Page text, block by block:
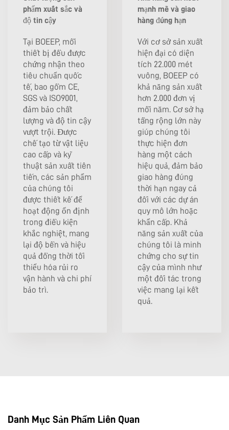
phẩm xuất sắc và
độ tin cậy
Tại BOEEP, mỗi
thiết bị đều được
chứng nhận theo
tiêu chuẩn quốc
tế, bao gồm CE,
SGS và ISO9001,
đảm bảo chất
lượng và độ tin cậy
vượt trội. Được
chế tạo từ vật liệu
cao cấp và kỹ
thuật sản xuất tiên
tiến, các sản phẩm
của chúng tôi
được thiết kế để
hoạt động ổn định
trong điều kiện
khắc nghiệt, mang
lại độ bền và hiệu
quả đồng thời tối
thiểu hóa rủi ro
vận hành và chi phí
bảo trì.
mạnh mẽ và giao
hàng đúng hạn
Với cơ sở sản xuất
hiện đại có diện
tích 22.000 mét
vuông, BOEEP có
khả năng sản xuất
hơn 2.000 đơn vị
mỗi năm. Cơ sở hạ
tầng rộng lớn này
giúp chúng tôi
thực hiện đơn
hàng một cách
hiệu quả, đảm bảo
giao hàng đúng
thời hạn ngay cả
đối với các dự án
quy mô lớn hoặc
khẩn cấp. Khả
năng sản xuất của
chúng tôi là minh
chứng cho sự tin
cậy của mình như
một đối tác trong
việc mang lại kết
quả.
Danh Mục Sản Phẩm Liên Quan